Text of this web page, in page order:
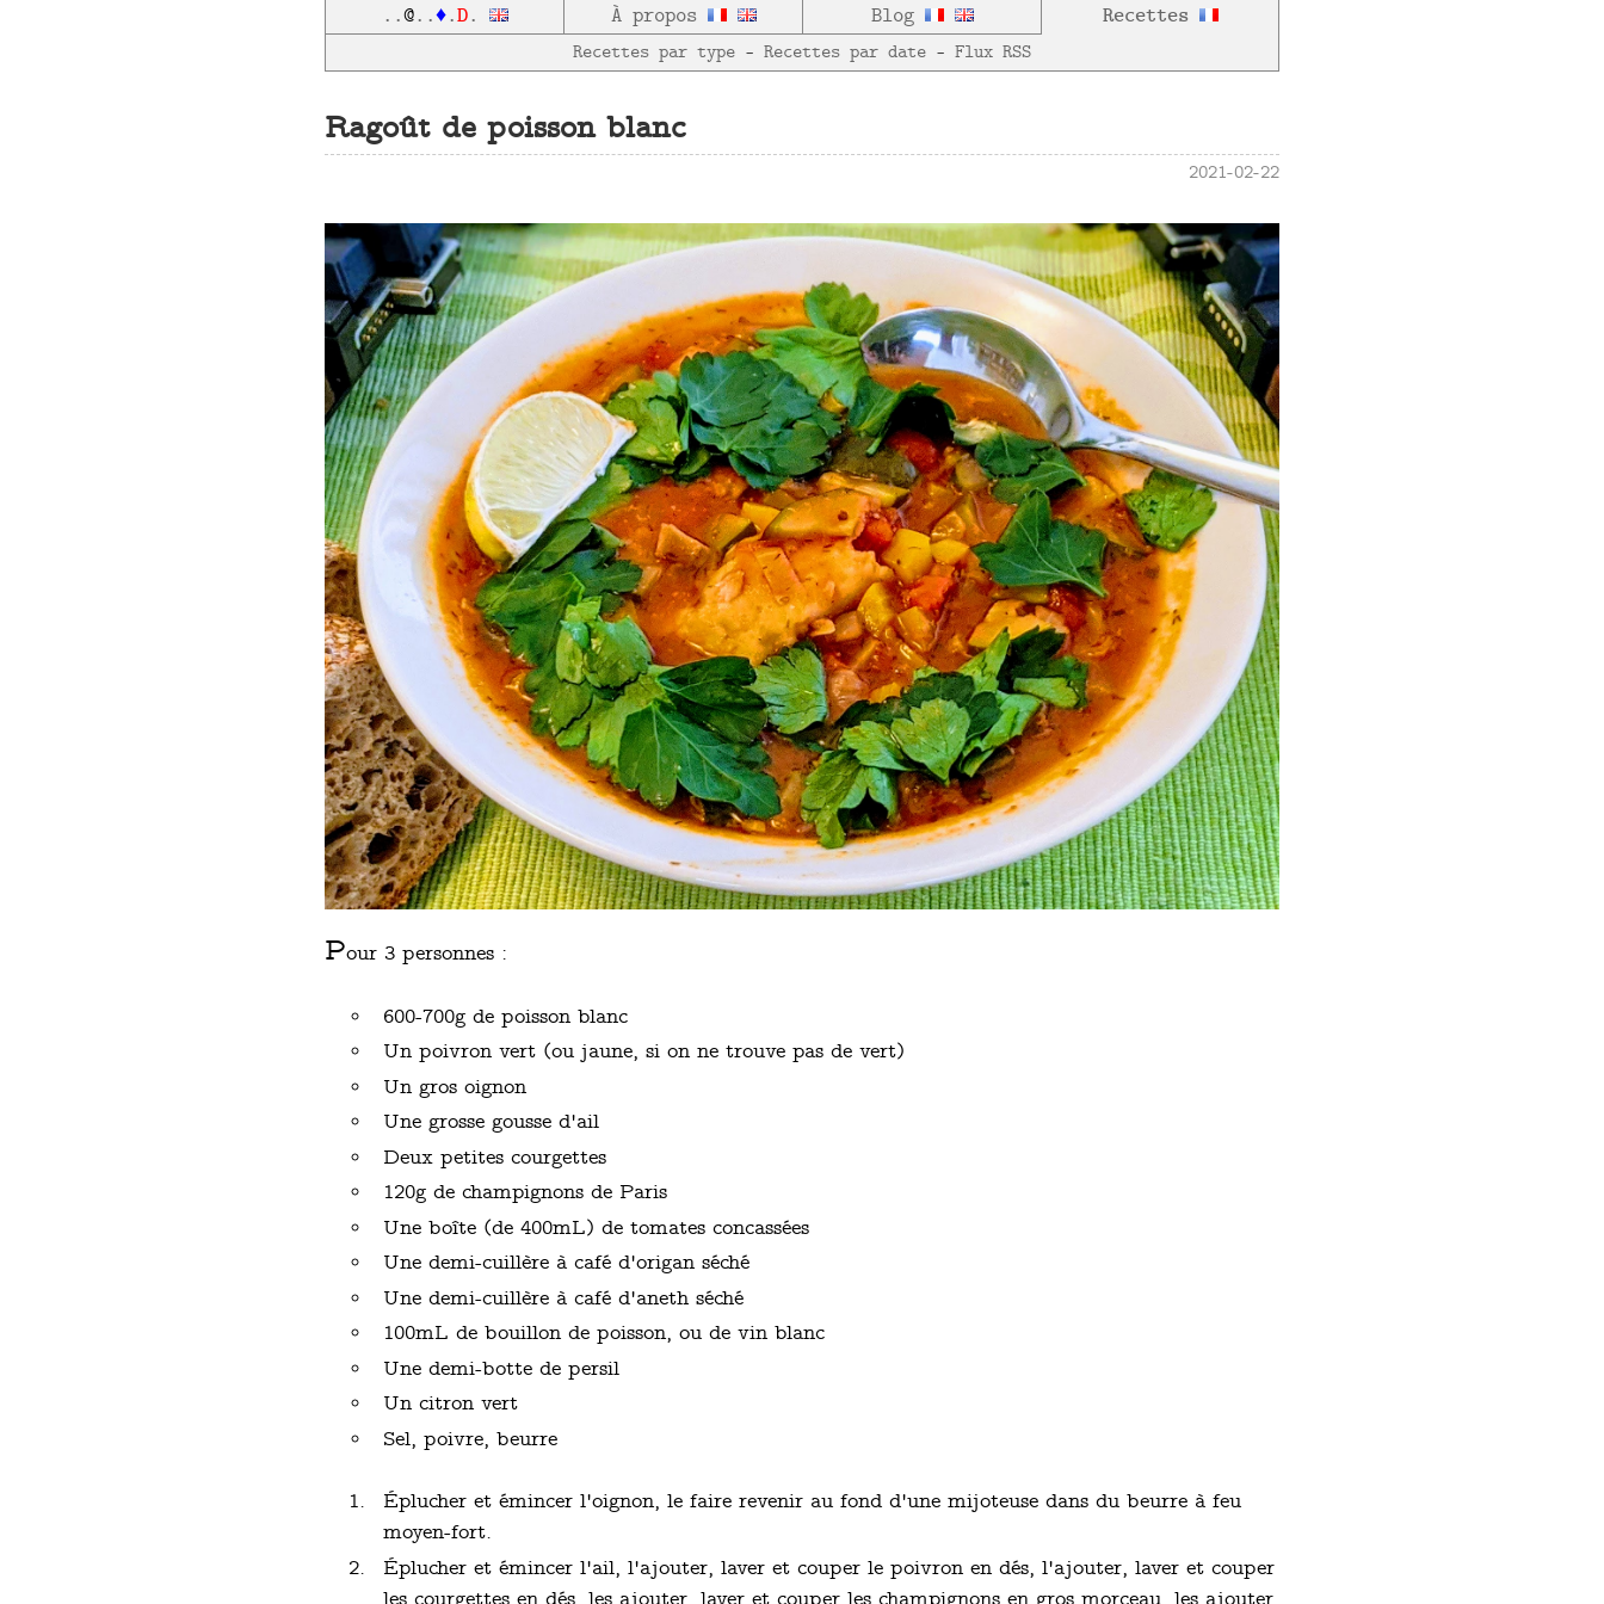
..@..♦.D. À propos Blog Recettes
Recettes par type — Recettes par date — Flux RSS
Ragoût de poisson blanc
2021-02-22
Pour 3 personnes :
600-700g de poisson blanc
Un poivron vert (ou jaune, si on ne trouve pas de vert)
Un gros oignon
Une grosse gousse d'ail
Deux petites courgettes
120g de champignons de Paris
Une boîte (de 400mL) de tomates concassées
Une demi-cuillère à café d'origan séché
Une demi-cuillère à café d'aneth séché
100mL de bouillon de poisson, ou de vin blanc
Une demi-botte de persil
Un citron vert
Sel, poivre, beurre
Éplucher et émincer l'oignon, le faire revenir au fond d'une mijoteuse dans du beurre à feu
moyen-fort.
Éplucher et émincer l'ail, l'ajouter, laver et couper le poivron en dés, l'ajouter, laver et couper